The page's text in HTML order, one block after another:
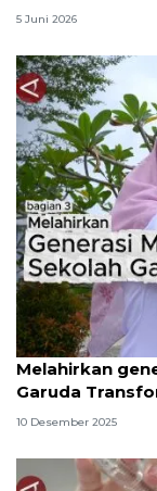
5 Juni 2026
Melahirkan
Garuda
10 Desember 2025